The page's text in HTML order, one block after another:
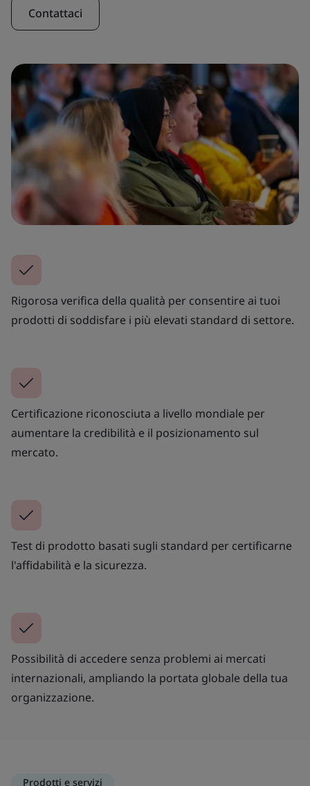
Contattaci
Rigorosa verifica della qualità per consentire ai tuoi
prodotti di soddisfare i più elevati standard di settore.
Certificazione riconosciuta a livello mondiale per
aumentare la credibilità e il posizionamento sul
mercato.
Test di prodotto basati sugli standard per certificarne
l'affidabilità e la sicurezza.
Possibilità di accedere senza problemi ai mercati
internazionali, ampliando la portata globale della tua
organizzazione.
Prodotti e servizi